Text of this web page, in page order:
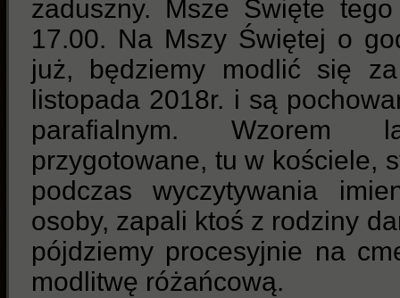
zaduszny. Msze Święte
17.00. Na Mszy Świętej o
już, będziemy modlić się
listopada 2018r. i są
parafialnym. Wzorem
przygotowane, tu w kościele,
podczas wyczytywania
osoby, zapali ktoś z rodziny
pójdziemy procesyjnie na
modlitwę różańcową.